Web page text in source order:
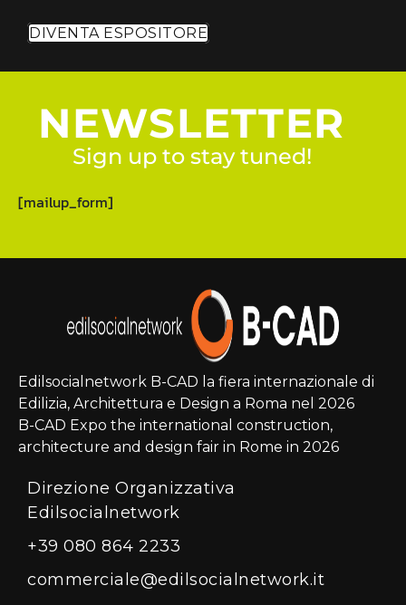
DIVENTA ESPOSITORE
NEWSLETTER
Sign up to stay tuned!
[mailup_form]
Edilsocialnetwork B-CAD la fiera internazionale di
Edilizia, Architettura e Design a Roma nel 2026
B-CAD Expo the international construction,
architecture and design fair in Rome in 2026
Direzione Organizzativa
Edilsocialnetwork
+39 080 864 2233
commerciale@edilsocialnetwork.it